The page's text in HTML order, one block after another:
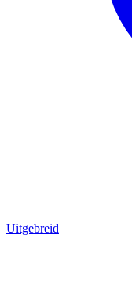
Uitgebreid